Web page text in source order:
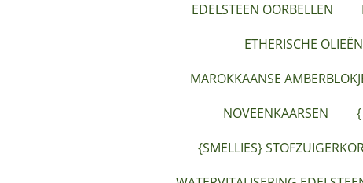
EDELSTEEN OORBELLEN
ETHERISCHE
MAROKKAANSE
NOVEENKAARSEN
{SMELLIES}